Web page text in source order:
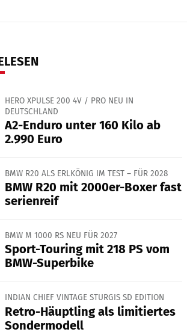
HERO XPULSE 200 4V / PRO NEU IN
DEUTSCHLAND
A2-Enduro unter 160 Kilo ab
2.990 Euro
BMW R20 ALS ERLKÖNIG IM TEST – FÜR 2028
BMW R20 mit 2000er-Boxer fast
serienreif
BMW M 1000 RS NEU FÜR 2027
Sport-Touring mit 218 PS vom
BMW-Superbike
INDIAN CHIEF VINTAGE STURGIS SD EDITION
Retro-Häuptling als limitiertes
Sondermodell